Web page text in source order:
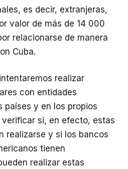
es decir, extranjeras,
valor de más de 14 000
relacionarse de manera
Cuba.
realizar
con entidades
países y en los propios
verificar si, en efecto, estas
realizarse y si los bancos
tienen
realizar estas